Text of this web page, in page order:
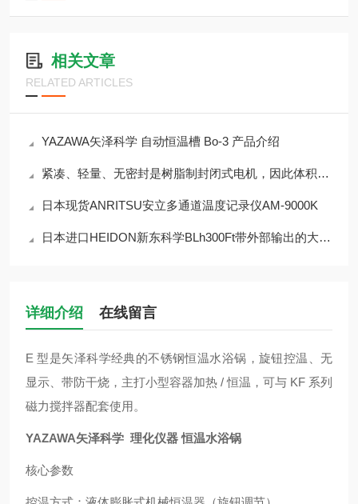
相关文章
RELATED ARTICLES
YAZAWA矢泽科学 自动恒温槽 Bo-3 产品介绍
紧凑、轻量、无密封是树脂制封闭式电机，因此体积小、重量轻 小型磁力泵
日本现货ANRITSU安立多通道温度记录仪AM-9000K
日本进口HEIDON新东科学BLh300Ft带外部输出的大功率搅拌器
详细介绍 在线留言
E 型是矢泽科学经典的不锈钢恒温水浴锅，旋钮控温、无
显示、带防干烧，主打小型容器加热 / 恒温，可与 KF 系列
磁力搅拌器配套使用。
YAZAWA矢泽科学 理化仪器 恒温水浴锅
核心参数